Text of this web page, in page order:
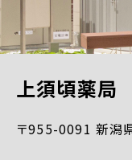
上須頃薬局
〒955-0091 新潟